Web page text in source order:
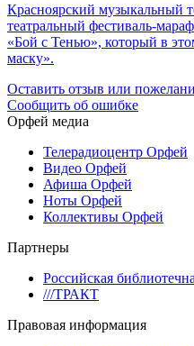
Красноярский музыкальный
театральный фестиваль-
«Бой с Тенью», который в
маску».
Оставить отзыв или
Сообщить об ошибке
Орфей медиа
Телерадиоцентр Орфей
Видео Орфей
Афиша Орфей
Ноты Орфей
Коллективы Орфей
Партнеры
Российская
///ТРАКТ
Правовая информация